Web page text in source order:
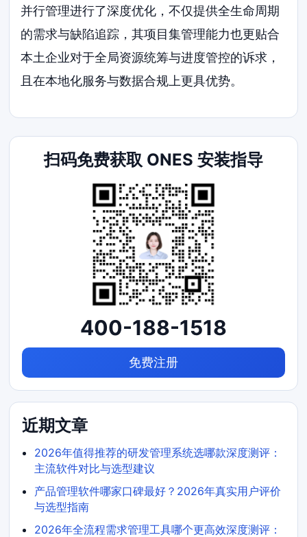
并行管理进行了深度优化，不仅提供全生命周期
的需求与缺陷追踪，其项目集管理能力也更贴合
本土企业对于全局资源统筹与进度管控的诉求，
且在本地化服务与数据合规上更具优势。
扫码免费获取 ONES 安装指导
400-188-1518
免费注册
近期文章
2026年值得推荐的研发管理系统选哪款深度测评：
主流软件对比与选型建议
产品管理软件哪家口碑最好？2026年真实用户评价
与选型指南
2026年全流程需求管理工具哪个更高效深度测评：